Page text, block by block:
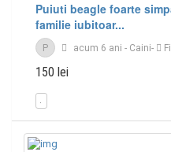
Puiuti beagle foarte
familie iubitoar...
P acum 6 ani - Caini-
150 lei